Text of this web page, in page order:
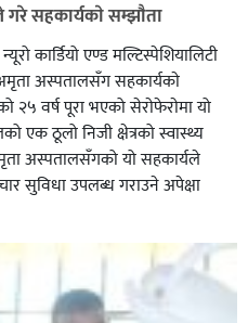
सहकार्यकाे सम्झाैता
कार्डियो एण्ड मल्टिस्पेशियालिटी
अस्पतालसँग सहकार्यकाे
२५ वर्ष पूरा भएको सेराेफेराेमा यो
एक ठूलो निजी क्षेत्रको स्वास्थ्य
अस्पतालसँगको यो सहकार्यले
सुविधा उपलब्ध गराउने अपेक्षा